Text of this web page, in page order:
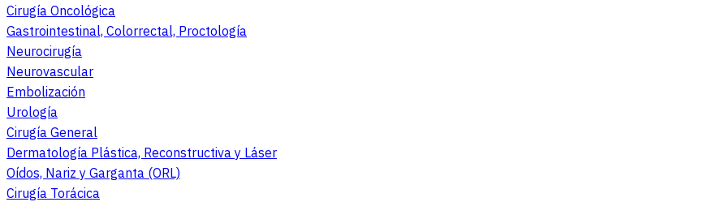
Cirugía Oncológica
Gastrointestinal, Colorrectal, Proctología
Neurocirugía
Neurovascular
Embolización
Urología
Cirugía General
Dermatología Plástica, Reconstructiva y Láser
Oídos, Nariz y Garganta (ORL)
Cirugía Torácica